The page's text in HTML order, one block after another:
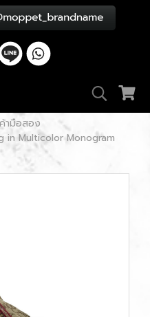
ามือสอง
in Multicolor Monogram